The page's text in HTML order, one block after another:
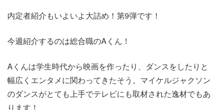
内定者紹介もいよいよ大詰め！第9弾です！
今週紹介するのは総合職のAくん！
Aくんは学生時代から映画を作ったり、ダンスをしたりと
幅広くエンタメに関わってきたそう。マイケルジャクソン
のダンスがとても上手でテレビにも取材された逸材でもあ
ります！